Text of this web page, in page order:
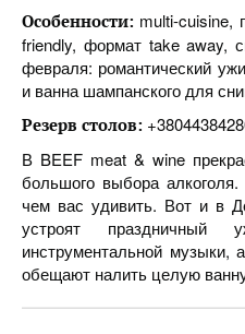
Особенности: multi-cuisine,
friendly, формат take away,
февраля: романтический
и ванна шампанского для
Резерв столов:
В BEEF meat & wine
большого выбора
чем вас удивить. Вот и в
устроят праздничный
инструментальной
обещают налить целую